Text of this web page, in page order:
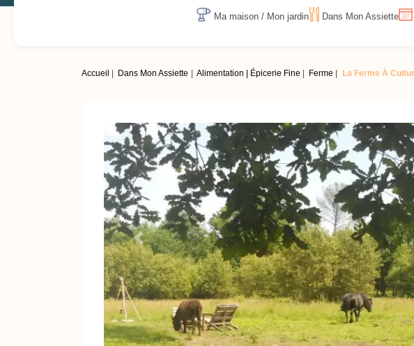
Ma maison / Mon jardin Dans Mon Assiette
Accueil Dans Mon Assiette Alimentation | Épicerie Fine Ferme La Ferme À
Previous